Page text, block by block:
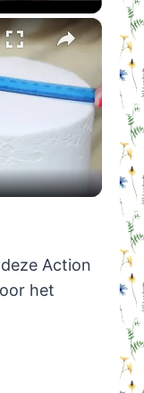
×
Action
het